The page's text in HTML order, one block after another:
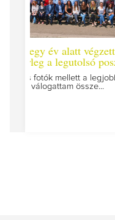
Így lesz valaki
Megírtuk a